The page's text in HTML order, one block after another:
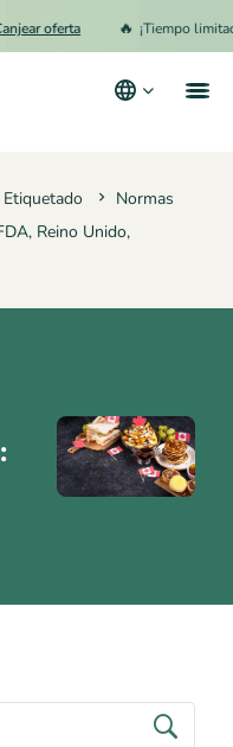
oferta 🔥 ¡Tiempo limitado!
Normas
Reino Unido,